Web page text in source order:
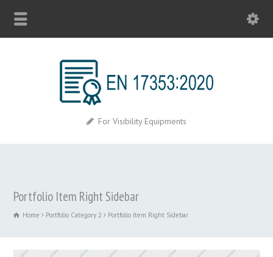
For Visibility Equipments
Portfolio Item Right Sidebar
Home Portfolio Category 2 Portfolio Item Right Sidebar